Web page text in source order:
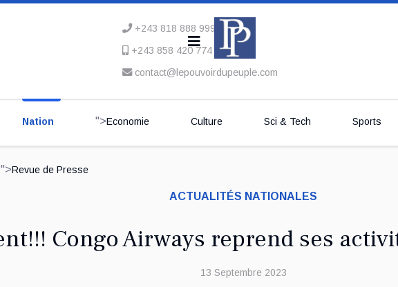
+243 818 888 999
+243 858 420 774
contact@lepouvoirdupeuple.com
Nation ">Economie Culture Sci & Tech Sports
">Revue de Presse
ACTUALITÉS NATIONALES
Congo Airways reprend ses
13 Septembre 2023